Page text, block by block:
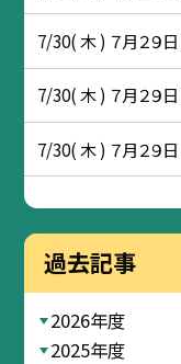
7/30( 木 ) ７月２９
7/30( 木 ) ７月２９
7/30( 木 ) ７月２９
過去記事
2026年度
2025年度